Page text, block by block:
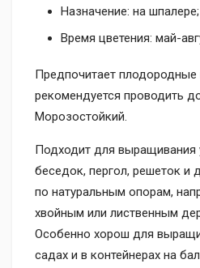
Назначение: на шпалере;
Время цветения: май-
Предпочитает
рекомендуется проводить
Морозостойкий.
Подходит для выращивания
беседок, пергол, решеток и
по натуральным опорам,
хвойным или лиственным
Особенно хорош для
садах и в контейнерах на